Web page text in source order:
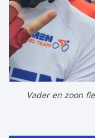
Vader en zoon